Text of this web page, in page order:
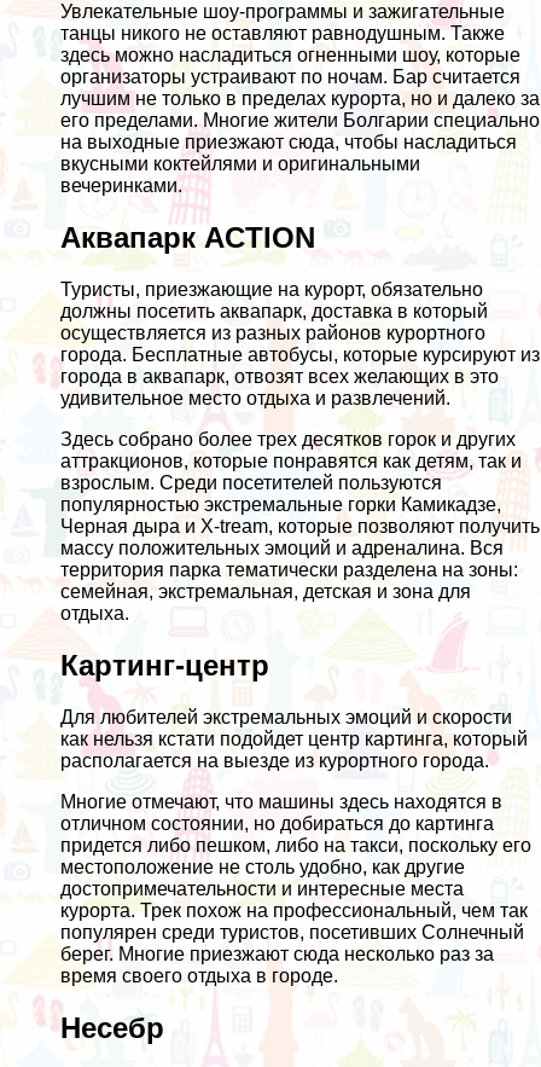
Увлекательные шоу-программы и зажигательные
танцы никого не оставляют равнодушным. Также
здесь можно насладиться огненными шоу, которые
организаторы устраивают по ночам. Бар считается
лучшим не только в пределах курорта, но и далеко за
его пределами. Многие жители Болгарии специально
на выходные приезжают сюда, чтобы насладиться
вкусными коктейлями и оригинальными
вечеринками.
Аквапарк ACTION
Туристы, приезжающие на курорт, обязательно
должны посетить аквапарк, доставка в который
осуществляется из разных районов курортного
города. Бесплатные автобусы, которые курсируют из
города в аквапарк, отвозят всех желающих в это
удивительное место отдыха и развлечений.
Здесь собрано более трех десятков горок и других
аттракционов, которые понравятся как детям, так и
взрослым. Среди посетителей пользуются
популярностью экстремальные горки Камикадзе,
Черная дыра и X-tream, которые позволяют получить
массу положительных эмоций и адреналина. Вся
территория парка тематически разделена на зоны:
семейная, экстремальная, детская и зона для
отдыха.
Картинг-центр
Для любителей экстремальных эмоций и скорости
как нельзя кстати подойдет центр картинга, который
располагается на выезде из курортного города.
Многие отмечают, что машины здесь находятся в
отличном состоянии, но добираться до картинга
придется либо пешком, либо на такси, поскольку его
местоположение не столь удобно, как другие
достопримечательности и интересные места
курорта. Трек похож на профессиональный, чем так
популярен среди туристов, посетивших Солнечный
берег. Многие приезжают сюда несколько раз за
время своего отдыха в городе.
Несебр